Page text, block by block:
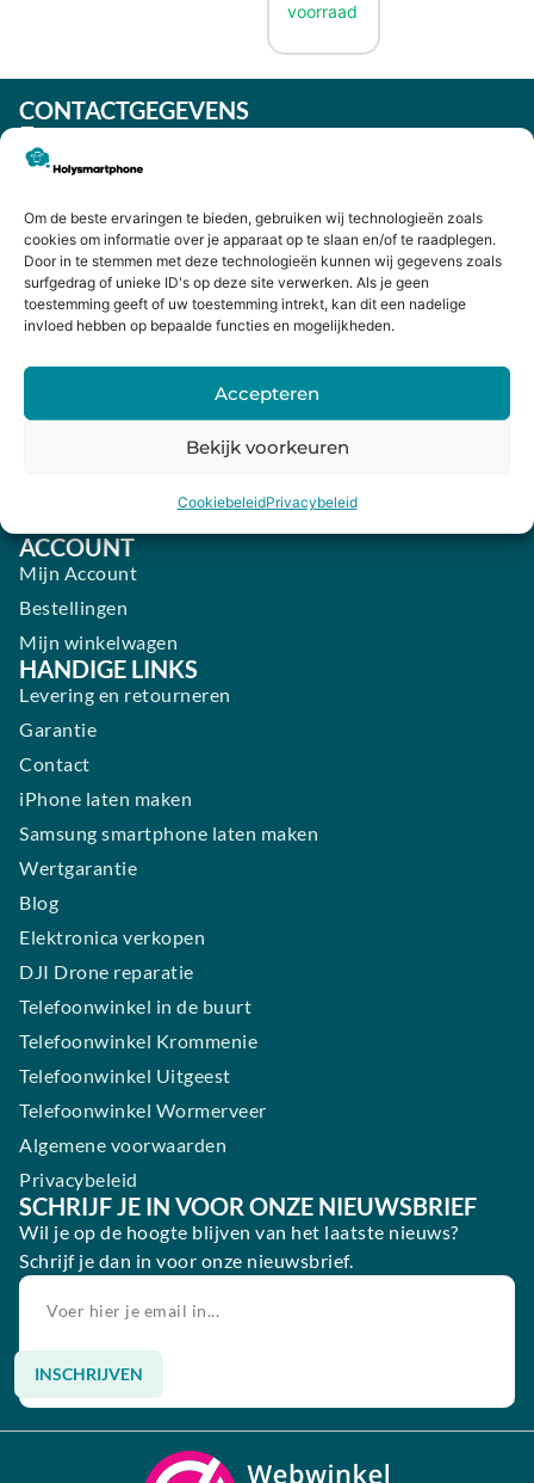
Om de beste ervaringen te bieden, gebruiken wij technologieën zoals
cookies om informatie over je apparaat op te slaan en/of te raadplegen.
Door in te stemmen met deze technologieën kunnen wij gegevens zoals
surfgedrag of unieke ID's op deze site verwerken. Als je geen
toestemming geeft of uw toestemming intrekt, kan dit een nadelige
invloed hebben op bepaalde functies en mogelijkheden.
Accepteren
Bekijk voorkeuren
CookiebeleidPrivacybeleid
CONTACTGEGEVENS
1561 DE, Krommenie
info@holysmartphone.nl
Maandag:
11:00 - 18:00
Dinsdag:
09:00 - 18:00
Vrijdag:
09:00 - 18:00
Gesloten ​ ​ ​ ​ ​ ​ ​
ACCOUNT
Mijn Account
Bestellingen
Mijn winkelwagen
HANDIGE LINKS
Levering en retourneren
Garantie
Contact
iPhone laten maken
Samsung smartphone laten maken
Wertgarantie
Blog
Elektronica verkopen
DJI Drone reparatie
Telefoonwinkel in de buurt
Telefoonwinkel Krommenie
Telefoonwinkel Uitgeest
Telefoonwinkel Wormerveer
Algemene voorwaarden
Privacybeleid
SCHRIJF JE IN VOOR ONZE NIEUWSBRIEF
Wil je op de hoogte blijven van het laatste nieuws?
Schrijf je dan in voor onze nieuwsbrief.
INSCHRIJVEN
Alternative: